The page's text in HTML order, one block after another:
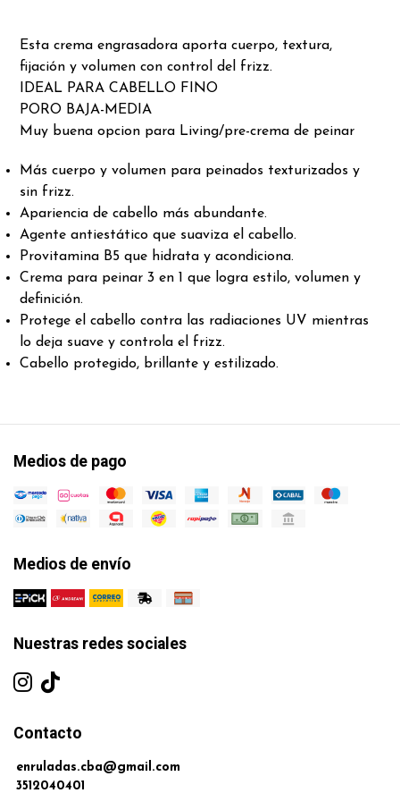
Esta crema engrasadora aporta cuerpo, textura,
fijación y volumen con control del frizz.
IDEAL PARA CABELLO FINO
PORO BAJA-MEDIA
Muy buena opcion para Living/pre-crema de peinar
Más cuerpo y volumen para peinados texturizados y
sin frizz.
Apariencia de cabello más abundante.
Agente antiestático que suaviza el cabello.
Provitamina B5 que hidrata y acondiciona.
Crema para peinar 3 en 1 que logra estilo, volumen y
definición.
Protege el cabello contra las radiaciones UV mientras
lo deja suave y controla el frizz.
Cabello protegido, brillante y estilizado.
Medios de pago
Medios de envío
Nuestras redes sociales
Contacto
enruladas.cba@gmail.com
3512040401